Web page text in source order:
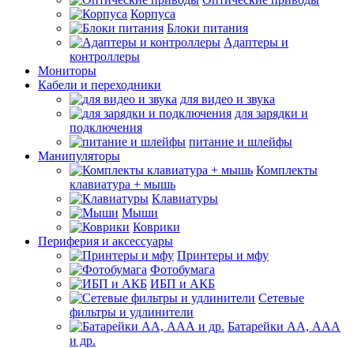
Корпуса
Блоки питания
Адаптеры и
контроллеры
Мониторы
Кабели и переходники
для видео и звука
для зарядки и
подключения
питание и шлейфы
Манипуляторы
Комплекты
клавиатура + мышь
Клавиатуры
Мыши
Коврики
Периферия и аксессуары
Принтеры и мфу
Фотобумага
ИБП и АКБ
Сетевые
фильтры и удлинители
Батарейки АА, ААА
и др.